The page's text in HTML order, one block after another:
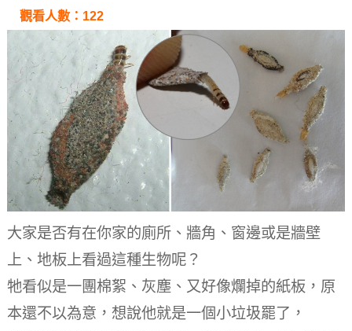
觀看人數：122
大家是否有在你家的廁所、牆角、窗邊或是牆壁
上、地板上看過這種生物呢？
牠看似是一團棉絮、灰塵、又好像爛掉的紙板，原
本還不以為意，想說他就是一個小垃圾罷了，